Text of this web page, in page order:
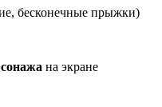
бесконечные прыжки)
на экране